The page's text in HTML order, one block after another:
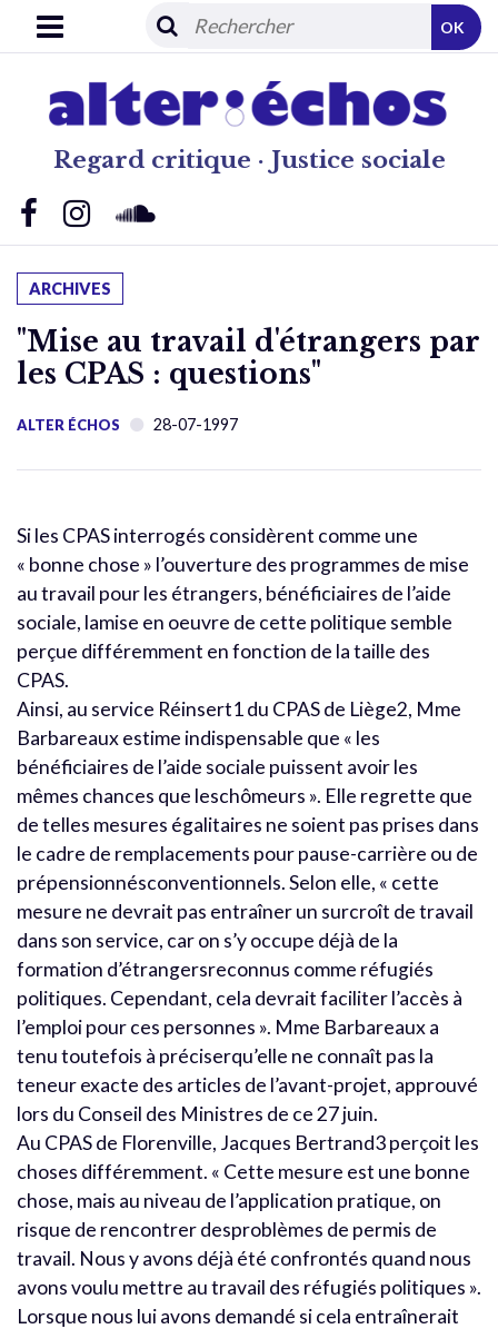
Regard critique · Justice sociale
OK
ARCHIVES
"Mise au travail d'étrangers par
les CPAS : questions"
ALTER ÉCHOS 28-07-1997
Si les CPAS interrogés considèrent comme une
« bonne chose » l’ouverture des programmes de mise
au travail pour les étrangers, bénéficiaires de l’aide
sociale, lamise en oeuvre de cette politique semble
perçue différemment en fonction de la taille des
CPAS.
Ainsi, au service Réinsert1 du CPAS de Liège2, Mme
Barbareaux estime indispensable que « les
bénéficiaires de l’aide sociale puissent avoir les
mêmes chances que leschômeurs ». Elle regrette que
de telles mesures égalitaires ne soient pas prises dans
le cadre de remplacements pour pause-carrière ou de
prépensionnésconventionnels. Selon elle, « cette
mesure ne devrait pas entraîner un surcroît de travail
dans son service, car on s’y occupe déjà de la
formation d’étrangersreconnus comme réfugiés
politiques. Cependant, cela devrait faciliter l’accès à
l’emploi pour ces personnes ». Mme Barbareaux a
tenu toutefois à préciserqu’elle ne connaît pas la
teneur exacte des articles de l’avant-projet, approuvé
lors du Conseil des Ministres de ce 27 juin.
Au CPAS de Florenville, Jacques Bertrand3 perçoit les
choses différemment. « Cette mesure est une bonne
chose, mais au niveau de l’application pratique, on
risque de rencontrer desproblèmes de permis de
travail. Nous y avons déjà été confrontés quand nous
avons voulu mettre au travail des réfugiés politiques ».
Lorsque nous lui avons demandé si cela entraînerait